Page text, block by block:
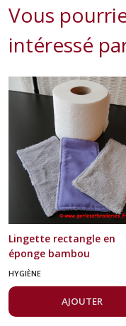
Vous
intéressé
Lingette rectangle en
éponge bambou
HYGIÈNE
AJOUTER